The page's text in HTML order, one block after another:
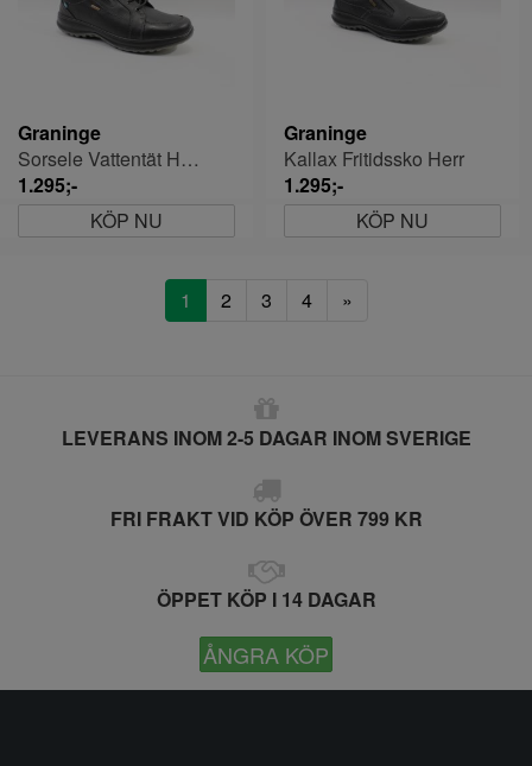
Graninge
Sorsele Vattentät Herrsko
1.295;-
KÖP NU
Graninge
Kallax Fritidssko Herr
1.295;-
KÖP NU
1 2 3 4 »
LEVERANS INOM 2-5 DAGAR INOM SVERIGE
FRI FRAKT VID KÖP ÖVER 799 KR
ÖPPET KÖP I 14 DAGAR
ÅNGRA KÖP